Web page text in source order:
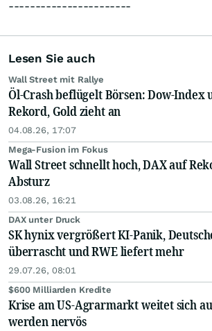
-----------------------
Lesen Sie auch
Wall Street mit Rallye
Öl-Crash beflügelt Börsen: Dow-Index
Rekord, Gold zieht an
04.08.26, 17:07
Mega-Fusion im Fokus
Wall Street schnellt hoch, DAX auf
Absturz
03.08.26, 16:21
DAX unter Druck
SK hynix vergrößert KI-Panik,
überrascht und RWE liefert mehr
29.07.26, 08:01
$600 Milliarden Kredite
Krise am US-Agrarmarkt weitet sich
werden nervös